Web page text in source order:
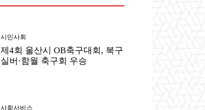
시민사회
제4회 울산시 OB축구대회, 북구
실버·함월 축구회 우승
사회서비스